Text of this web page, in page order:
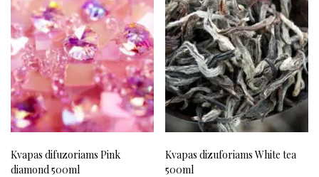
Kvapas difuzoriams Pink
diamond 500ml
Kvapas dizuforiams White tea
500ml